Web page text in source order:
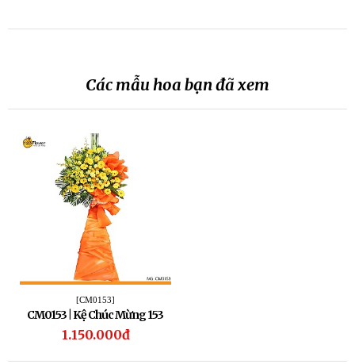
Các mẫu hoa bạn đã xem
[CM0153]
CM0153 | Kệ Chúc Mừng 153
1.150.000đ